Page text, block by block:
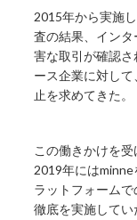
2015年から実施
査の結果、イン
害な取引が確認
ース企業に対し
止を求めてきた。
この働きかけを
2019年には
ラットフォーム
徹底を実施してい